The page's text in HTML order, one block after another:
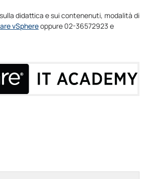
didattica e sui contenenuti, modalità di
vSphereoppure 02-36572923 e